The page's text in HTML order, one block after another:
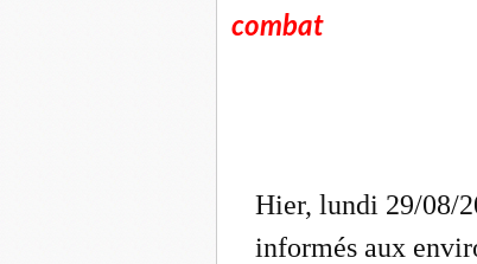
combat
Hier, lundi 29/08/
informés aux